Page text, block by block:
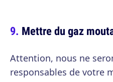
Mettre du gaz
Attention, nous ne
responsables de votre